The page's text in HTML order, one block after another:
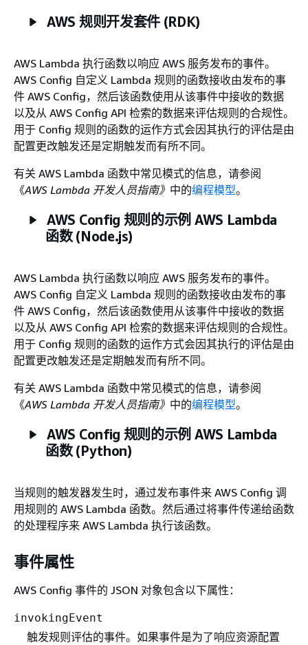
AWS 规则开发套件 (RDK)
AWS Lambda 执行函数以响应 AWS 服务发布的事件。
AWS Config 自定义 Lambda 规则的函数接收由发布的事
件 AWS Config，然后该函数使用从该事件中接收的数据
以及从 AWS Config API 检索的数据来评估规则的合规性。
用于 Config 规则的函数的运作方式会因其执行的评估是由
配置更改触发还是定期触发而有所不同。
有关 AWS Lambda 函数中常见模式的信息，请参阅
《AWS Lambda 开发人员指南》 中的编程模型。
AWS Config 规则的示例 AWS Lambda
函数 (Node.js)
AWS Lambda 执行函数以响应 AWS 服务发布的事件。
AWS Config 自定义 Lambda 规则的函数接收由发布的事
件 AWS Config，然后该函数使用从该事件中接收的数据
以及从 AWS Config API 检索的数据来评估规则的合规性。
用于 Config 规则的函数的运作方式会因其执行的评估是由
配置更改触发还是定期触发而有所不同。
有关 AWS Lambda 函数中常见模式的信息，请参阅
《AWS Lambda 开发人员指南》 中的编程模型。
AWS Config 规则的示例 AWS Lambda
函数 (Python)
当规则的触发器发生时，通过发布事件来 AWS Config 调
用规则的 AWS Lambda 函数。然后通过将事件传递给函数
的处理程序来 AWS Lambda 执行该函数。
事件属性
AWS Config 事件的 JSON 对象包含以下属性：
invokingEvent
触发规则评估的事件。如果事件是为了响应资源配置